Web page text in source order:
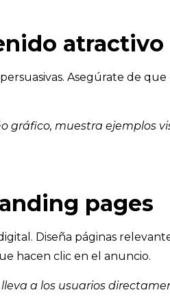
atractivo
Asegúrate de
gráfico, muestra ejemplos
pages
Diseña páginas
hacen clic en el anuncio.
a los usuarios